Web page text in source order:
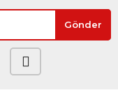
Gönder